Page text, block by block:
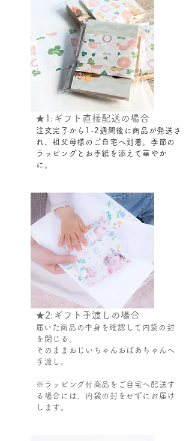
★1:ギフト 直接配送の場合
注文完了から1-2週間後に商品が発送さ
れ、祖父母様のご自宅へ到着。季節の
ラッピングとお手紙を添えて華やか
に。
★2:ギフト手渡しの場合
​届いた商品の中身を確認して内袋の封
を閉じる。
そのままおじいちゃんおばあちゃんへ
手渡し。
​※ラッピング付商品をご自宅へ配送す
る場合には、内袋の封をせずにお届け
します。